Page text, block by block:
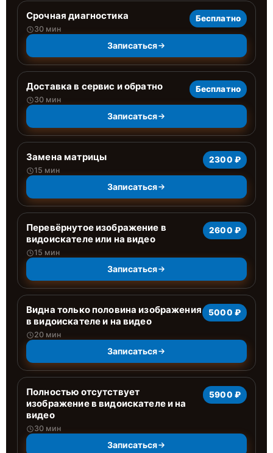
Срочная диагностика
30 мин
Бесплатно
Записаться
Доставка в сервис и обратно
30 мин
Бесплатно
Записаться
Замена матрицы
15 мин
2300 ₽
Записаться
Перевёрнутое изображение в
видоискателе или на видео
15 мин
2600 ₽
Записаться
Видна только половина изображения
в видоискателе и на видео
20 мин
5000 ₽
Записаться
Полностью отсутствует
изображение в видоискателе и на
видео
30 мин
5900 ₽
Записаться